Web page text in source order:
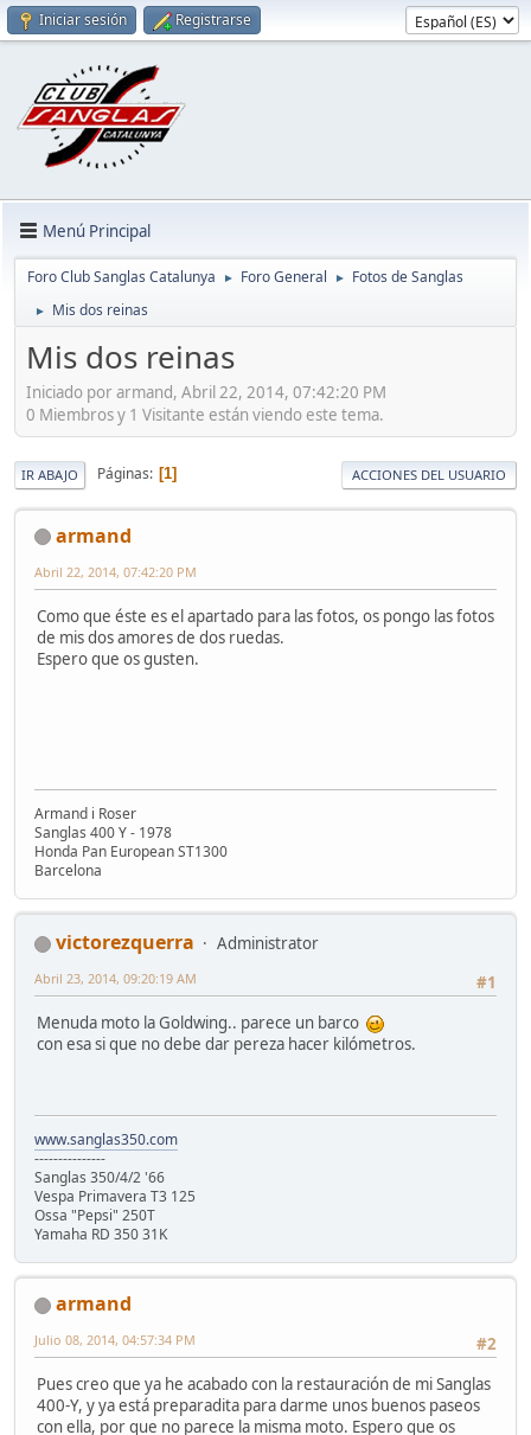
Iniciar sesión Registrarse
Menú Principal
Foro Club Sanglas Catalunya ► Foro General ► Fotos de Sanglas
► Mis dos reinas
Mis dos reinas
Iniciado por armand, Abril 22, 2014, 07:42:20 PM
0 Miembros y 1 Visitante están viendo este tema.
IR ABAJO Páginas 1 ACCIONES DEL USUARIO
armand
Abril 22, 2014, 07:42:20 PM
Como que éste es el apartado para las fotos, os pongo las fotos
de mis dos amores de dos ruedas.
Espero que os gusten.
Armand i Roser
Sanglas 400 Y - 1978
Honda Pan European ST1300
Barcelona
victorezquerra
Administrator
#1
Abril 23, 2014, 09:20:19 AM
Menuda moto la Goldwing.. parece un barco
con esa si que no debe dar pereza hacer kilómetros.
www.sanglas350.com
---------------
Sanglas 350/4/2 '66
Vespa Primavera T3 125
Ossa "Pepsi" 250T
Yamaha RD 350 31K
armand
#2
Julio 08, 2014, 04:57:34 PM
Pues creo que ya he acabado con la restauración de mi Sanglas
400-Y, y ya está preparadita para darme unos buenos paseos
con ella, por que no parece la misma moto. Espero que os